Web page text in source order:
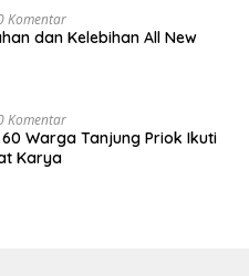
Komentar
dan Kelebihan All New
Komentar
Warga Tanjung Priok Ikuti
Karya